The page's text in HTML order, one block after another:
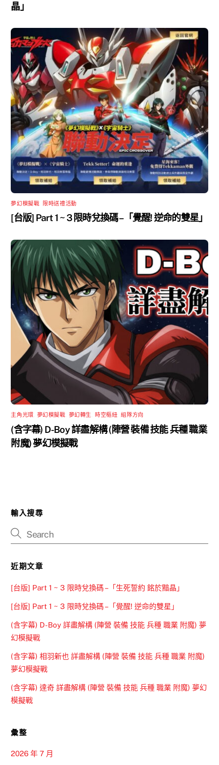
晶」
夢幻模擬戰 限時送禮活動
[台版] Part 1 ~ 3 限時兌換碼 –「覺醒! 逆命的雙星」
主角光環 夢幻模擬戰 夢幻轉生 時空樞紐 ,組隊方向
(含字幕) D-Boy 詳盡解構 (陣營 裝備 技能 兵種 職業
附魔) 夢幻模擬戰
輸入搜尋
近期文章
[台版] Part 1 ~ 3 限時兌換碼 –「生死誓約 銘於黯晶」
[台版] Part 1 ~ 3 限時兌換碼 –「覺醒! 逆命的雙星」
(含字幕) D-Boy 詳盡解構 (陣營 裝備 技能 兵種 職業 附魔) 夢
幻模擬戰
(含字幕) 相羽新也 詳盡解構 (陣營 裝備 技能 兵種 職業 附魔)
夢幻模擬戰
(含字幕) 達奇 詳盡解構 (陣營 裝備 技能 兵種 職業 附魔) 夢幻
模擬戰
彙整
2026 年 7 月